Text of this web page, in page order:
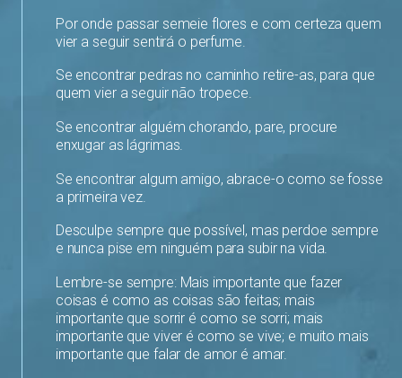
Por onde passar semeie flores e com certeza quem
vier a seguir sentirá o perfume.
Se encontrar pedras no caminho retire-as, para que
quem vier a seguir não tropece.
Se encontrar alguém chorando, pare, procure
enxugar as lágrimas.
Se encontrar algum amigo, abrace-o como se fosse
a primeira vez.
Desculpe sempre que possível, mas perdoe sempre
e nunca pise em ninguém para subir na vida.
Lembre-se sempre: Mais importante que fazer
coisas é como as coisas são feitas; mais
importante que sorrir é como se sorri; mais
importante que viver é como se vive; e muito mais
importante que falar de amor é amar.